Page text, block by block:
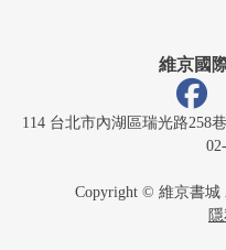
維京國
114 台北市內湖區瑞光路258
Copyright © 維京書城